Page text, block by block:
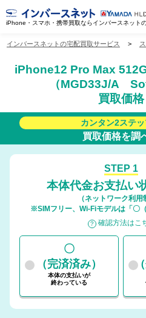
iPhone・スマホ・携帯買取ならインバースネット
インバースネットの宅配買取サービス >
iPhone12 Pro Max
（MGD33J/A
買取価格
カンタン2ステッ
買取価格を調
STEP 1
本体代金お支払い
（ネットワーク利用
※SIMフリー、Wi-Fiモデルは「〇
確認方法はこ
〇
（完済済み）
本体の支払いが
終わっている